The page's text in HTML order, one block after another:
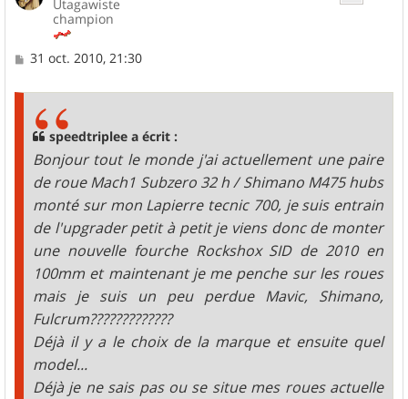
Utagawiste
champion
M
31 oct. 2010, 21:30
speedtriplee a écrit :
Bonjour tout le monde j'ai actuellement une paire
de roue Mach1 Subzero 32 h / Shimano M475 hubs
monté sur mon Lapierre tecnic 700, je suis entrain
de l'upgrader petit à petit je viens donc de monter
une nouvelle fourche Rockshox SID de 2010 en
100mm et maintenant je me penche sur les roues
mais je suis un peu perdue Mavic, Shimano,
Fulcrum?????????????
Déjà il y a le choix de la marque et ensuite quel
model...
Déjà je ne sais pas ou se situe mes roues actuelle